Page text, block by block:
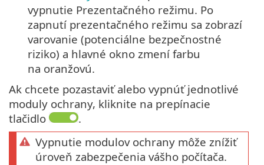
vypnutie Prezentačného režimu. Po
zapnutí prezentačného režimu sa zobrazí
varovanie (potenciálne bezpečnostné
riziko) a hlavné okno zmení farbu
na oranžovú.
Ak chcete pozastaviť alebo vypnúť jednotlivé
moduly ochrany, kliknite na prepínacie
tlačidlo
.
Vypnutie modulov ochrany môže znížiť
úroveň zabezpečenia vášho počítača.